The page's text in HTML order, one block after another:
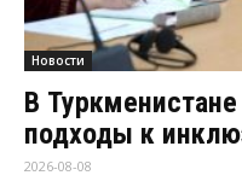
Новости
В
подходы к
2026-08-08